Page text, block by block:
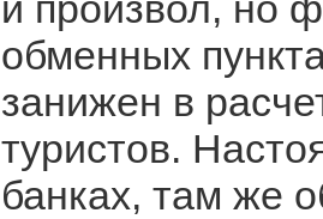
обменных
занижен в
туристов.
банках, там же